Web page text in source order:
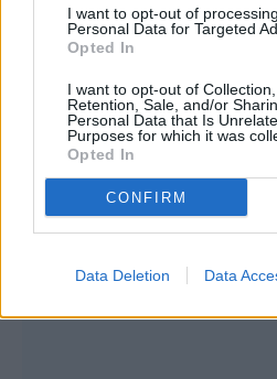
I want to opt-out of
Personal Data for Targeted
Opted In
I want to opt-out of Collection,
Retention, Sale, and/or
Personal Data that Is
Purposes for which it was
Opted In
CONFIRM
Data Deletion Data